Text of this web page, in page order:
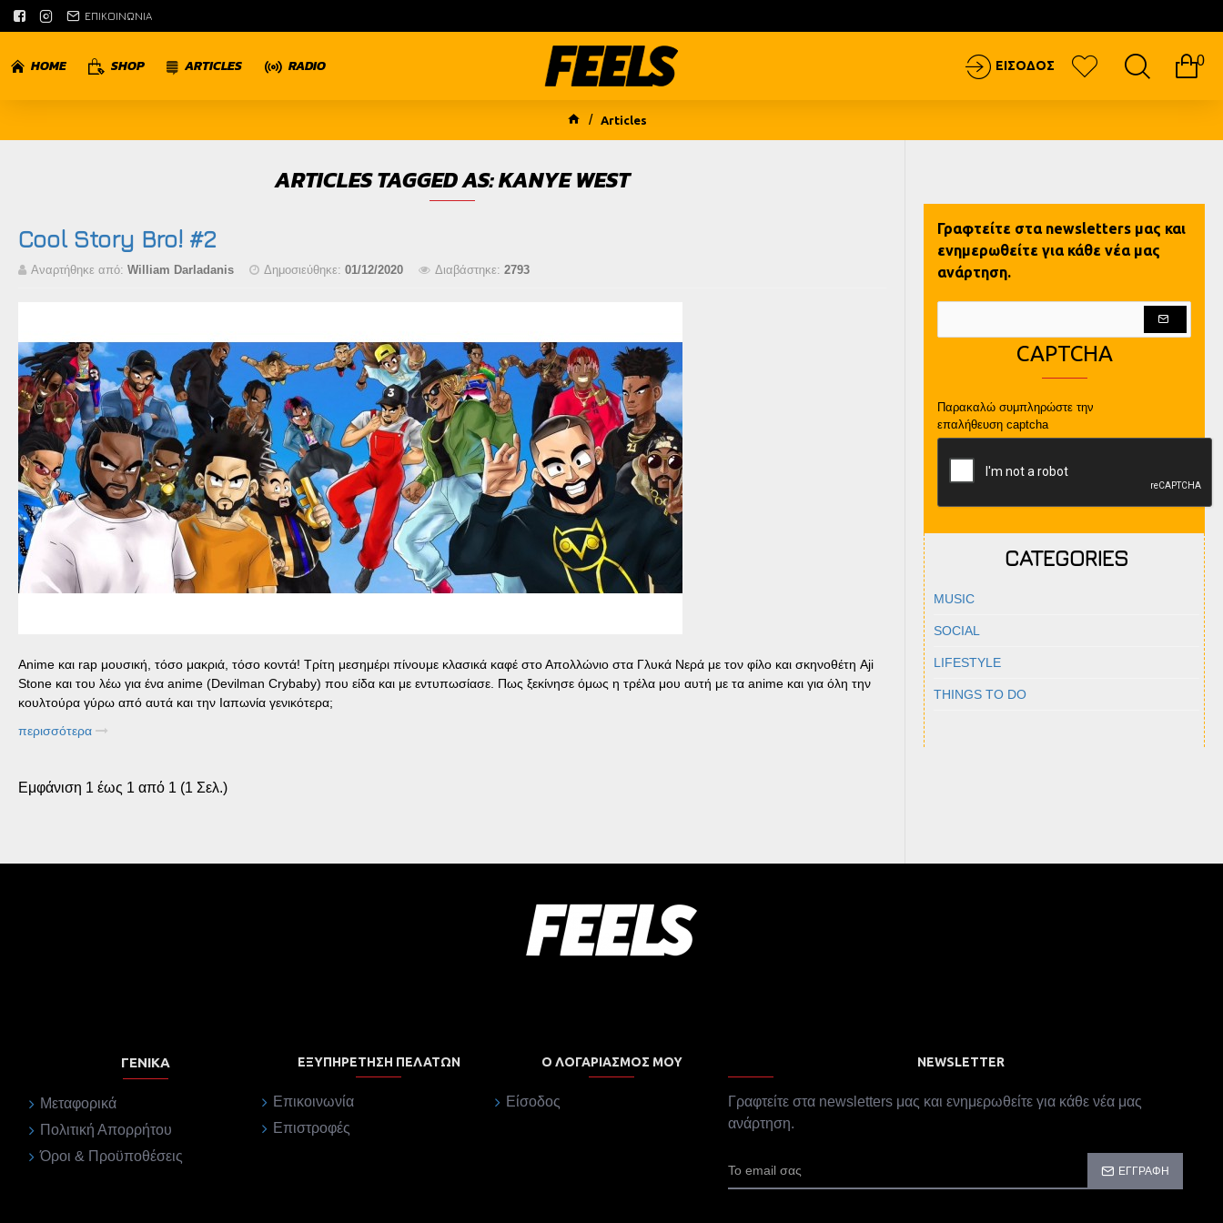
ΕΠΙΚΟΙΝΩΝΙΑ
HOME SHOP ARTICLES RADIO ΕΙΣΟΔΟΣ 0
Articles
ARTICLES TAGGED AS: KANYE WEST
Cool Story Bro! #2
Αναρτήθηκε από: William Darladanis Δημοσιεύθηκε: 01/12/2020 Διαβάστηκε: 2793
Αnime και rap μουσική, τόσο μακριά, τόσο κοντά! Τρίτη μεσημέρι πίνουμε κλασικά καφέ στο Απολλώνιο στα Γλυκά Νερά με τον φίλο και σκηνοθέτη Aji
Stone και του λέω για ένα anime (Devilman Crybaby) που είδα και με εντυπωσίασε. Πως ξεκίνησε όμως η τρέλα μου αυτή με τα anime και για όλη την
κουλτούρα γύρω από αυτά και την Ιαπωνία γενικότερα;
περισσότερα
Εμφάνιση 1 έως 1 από 1 (1 Σελ.)
Γραφτείτε στα newsletters μας και
ενημερωθείτε για κάθε νέα μας
ανάρτηση.
CAPTCHA
Παρακαλώ συμπληρώστε την
επαλήθευση captcha
CATEGORIES
MUSIC
SOCIAL
LIFESTYLE
THINGS TO DO
ΓΕΝΙΚΆ
Μεταφορικά
Πολιτική Απορρήτου
Όροι & Προϋποθέσεις
ΕΞΥΠΗΡΈΤΗΣΗ ΠΕΛΑΤΏΝ
Επικοινωνία
Επιστροφές
Ο ΛΟΓΑΡΙΑΣΜΌΣ ΜΟΥ
Είσοδος
NEWSLETTER
Γραφτείτε στα newsletters μας και ενημερωθείτε για κάθε νέα μας
ανάρτηση.
ΕΓΓΡΑΦΉ